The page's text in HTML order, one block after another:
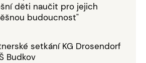
děti naučit pro jejich
budoucnost"
setkání KG Drosendorf
Budkov